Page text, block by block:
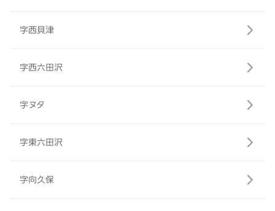
字西貝津
字西六田沢
字ヌタ
字東六田沢
字向久保